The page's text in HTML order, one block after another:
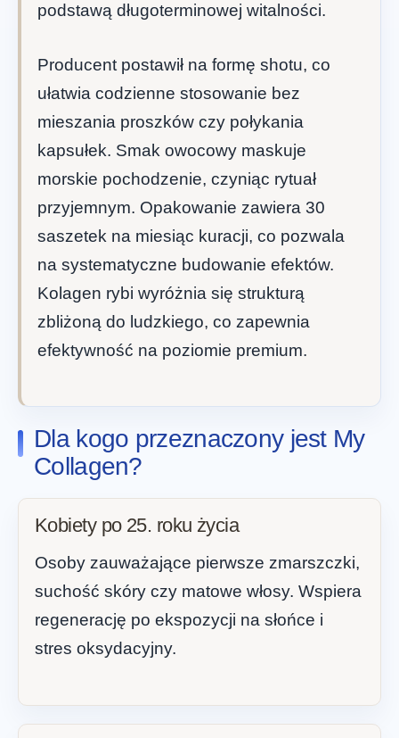
podstawą długoterminowej witalności.
Producent postawił na formę shotu, co
ułatwia codzienne stosowanie bez
mieszania proszków czy połykania
kapsułek. Smak owocowy maskuje
morskie pochodzenie, czyniąc rytuał
przyjemnym. Opakowanie zawiera 30
saszetek na miesiąc kuracji, co pozwala
na systematyczne budowanie efektów.
Kolagen rybi wyróżnia się strukturą
zbliżoną do ludzkiego, co zapewnia
efektywność na poziomie premium.
Dla kogo przeznaczony jest My
Collagen?
Kobiety po 25. roku życia
Osoby zauważające pierwsze zmarszczki,
suchość skóry czy matowe włosy. Wspiera
regenerację po ekspozycji na słońce i
stres oksydacyjny.